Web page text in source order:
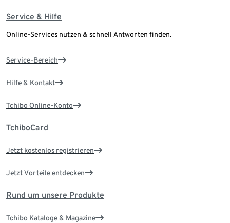
Service & Hilfe
Online-Services nutzen & schnell Antworten finden.
Service-Bereich
Hilfe & Kontakt
Tchibo Online-Konto
TchiboCard
Jetzt kostenlos registrieren
Jetzt Vorteile entdecken
Rund um unsere Produkte
Tchibo Kataloge & Magazine